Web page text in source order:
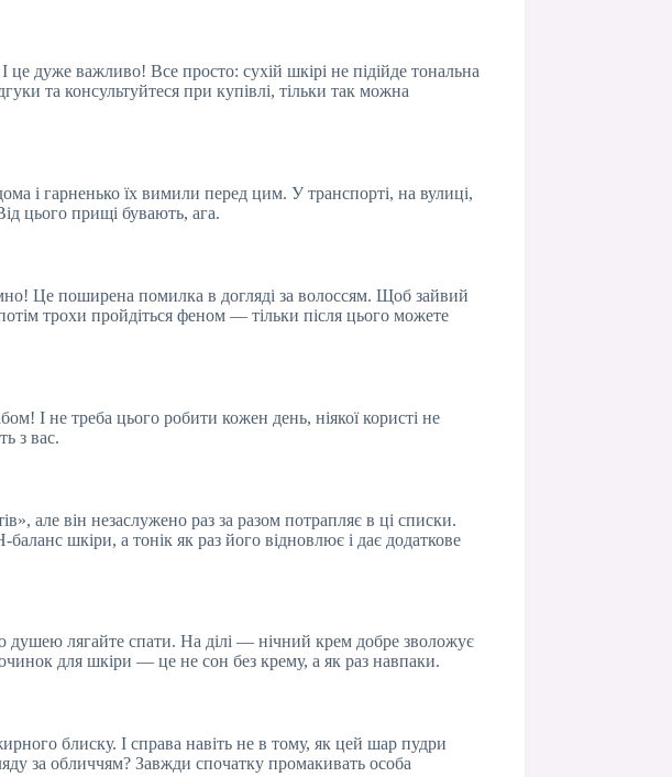
дуже важливо! Все просто: сухій шкірі не підійде тональна
та консультуйтеся при купівлі, тільки так можна
і гарненько їх вимили перед цим. У транспорті, на вулиці,
цього прищі бувають, ага.
Це поширена помилка в догляді за волоссям. Щоб зайвий
трохи пройдіться феном — тільки після цього можете
І не треба цього робити кожен день, ніякої користі не
з вас.
але він незаслужено раз за разом потрапляє в ці списки.
шкіри, а тонік як раз його відновлює і дає додаткове
душею лягайте спати. На ділі — нічний крем добре зволожує
для шкіри — це не сон без крему, а як раз навпаки.
блиску. І справа навіть не в тому, як цей шар пудри
за обличчям? Завжди спочатку промакивать особа